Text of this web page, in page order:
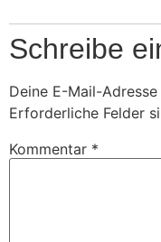
Schreibe
Deine E-Mail-
Erforderliche Felder
Kommentar *